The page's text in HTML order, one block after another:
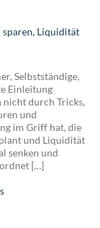
sparen, Liquidität
Selbstständige,
Einleitung
durch Tricks,
und
im Griff hat, die
und Liquidität
senken und
[…]